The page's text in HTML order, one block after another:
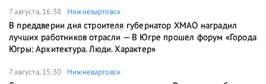
7 августа, 16:38 Нижневартовск
В преддверии дня строителя губернатор ХМАО наградил
лучших работников отрасли — В Югре прошел форум «Города
Югры: Архитектура. Люди. Характер»
7 августа, 15:30 Нижневартовск